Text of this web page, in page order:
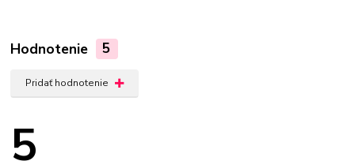
Hodnotenie 5
Pridať hodnotenie
5